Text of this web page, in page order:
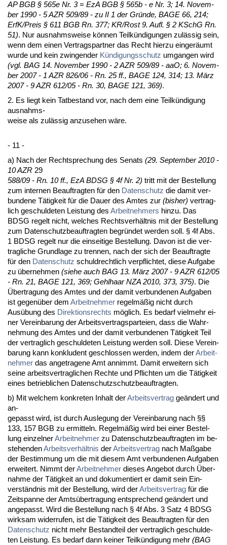
AP BGB § 565e Nr. 3 = EzA BGB § 565b - e Nr. 3; 14. No­vem­
ber 1990 - 5 AZR 509/89 - zu II 1 der Gründe, BA­GE 66, 214;
ErfK/Preis § 611 BGB Rn. 377; KR/Rost 9. Aufl. § 2 KSchG Rn.
51). Nur aus­nahms­wei­se können Teilkündi­gun­gen zulässig sein,
wenn dem ei­nen Ver­trags­part­ner das Recht hier­zu ein­geräumt
wur­de und kein zwin­gen­der Kündi­gungs­schutz um­gan­gen wird
(vgl. BAG 14. No­vem­ber 1990 - 2 AZR 509/89 - aaO; 6. No­vem­
ber 2007 - 1 AZR 826/06 - Rn. 25 ff., BA­GE 124, 314; 13. März
2007 - 9 AZR 612/05 - Rn. 30, BA­GE 121, 369).
2. Es liegt kein Tat­be­stand vor, nach dem ei­ne Teilkündi­gung
aus­nahms-
wei­se als zulässig an­zu­se­hen wäre.
- 11 -
a) Nach der Recht­spre­chung des Se­nats (29. Sep­tem­ber 2010 -
10 AZR 29
588/09 - Rn. 10 ff., EzA BDSG § 4f Nr. 2) tritt mit der Be­stel­lung
zum in­ter­nen Be­auf­trag­ten für den Da­ten­schutz die da­mit ver­
bun­de­ne Tätig­keit für die Dau­er des Am­tes zur (bis­her) ver­trag­
lich ge­schul­de­ten Leis­tung des Ar­beit­neh­mers hin­zu. Das
BDSG re­gelt nicht, wel­ches Rechts­verhält­nis mit der Be­stel­lung
zum Da­ten­schutz­be­auf­trag­ten be­gründet wer­den soll. § 4f Abs.
1 BDSG re­gelt nur die ein­sei­ti­ge Be­stel­lung. Da­von ist die ver­
trag­li­che Grund­la­ge zu tren­nen, nach der sich der Be­auf­trag­te
für den Da­ten­schutz schuld­recht­lich ver­pflich­tet, die­se Auf­ga­be
zu über­neh­men (sie­he auch BAG 13. März 2007 - 9 AZR 612/05
- Rn. 21, BA­GE 121, 369; Gehl­haar NZA 2010, 373, 375). Die
Über­tra­gung des Am­tes und der da­mit ver­bun­de­nen Auf­ga­ben
ist ge­genüber dem Ar­beit­neh­mer re­gelmäßig nicht durch
Ausübung des Di­rek­ti­ons­rechts möglich. Es be­darf viel­mehr ei­
ner Ver­ein­ba­rung der Ar­beits­ver­trags­par­tei­en, dass die Wahr­
neh­mung des Am­tes und der da­mit ver­bun­de­nen Tätig­keit Teil
der ver­trag­lich ge­schul­de­ten Leis­tung wer­den soll. Die­se Ver­ein­
ba­rung kann kon­klu­dent ge­schlos­sen wer­den, in­dem derAr­beit­
neh­mer das an­ge­tra­ge­ne Amt an­nimmt. Da­mit er­wei­tern sich
sei­ne ar­beits­ver­trag­li­chen Rech­te und Pflich­ten um die Tätig­keit
ei­nes be­trieb­li­chen Da­ten­schutz­schutz­be­auf­trag­ten.
b) Mit wel­chem kon­kre­ten In­halt derAr­beits­ver­trag geändert und
an-
ge­passt wird, ist durch Aus­le­gung der Ver­ein­ba­rung nach §§
133, 157 BGB zu er­mit­teln. Re­gelmäßig wird bei ei­ner Be­stel­
lung ein­zel­nerAr­beit­neh­mer zu Da­ten­schutz­be­auf­trag­ten im be­
ste­hen­denAr­beits­verhält­nis derAr­beits­ver­trag nach Maßga­be
der Be­stim­mung um die mit die­sem Amt ver­bun­de­nen Auf­ga­ben
er­wei­tert. Nimmt derAr­beit­neh­mer die­ses An­ge­bot durch Über­
nah­me der Tätig­keit an und do­ku­men­tiert er da­mit sein Ein­
verständ­nis mit der Be­stel­lung, wird derAr­beits­ver­trag für die
Zeit­span­ne der Amtsüber­tra­gung ent­spre­chend geändert und
an­ge­passt. Wird die Be­stel­lung nach § 4f Abs. 3 Satz 4 BDSG
wirk­sam wi­der­ru­fen, ist die Tätig­keit des Be­auf­trag­ten für den
Da­ten­schutz nicht mehr Be­stand­teil der ver­trag­lich ge­schul­de­
ten Leis­tung. Es be­darf dann kei­ner Teilkündi­gung mehr (BAG